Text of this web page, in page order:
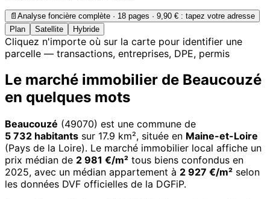
📄 Analyse foncière complète · 18 pages · 9,90 € : tapez votre adresse
Plan
Satellite Hybride
Cliquez n'importe où sur la carte pour identifier une
parcelle — transactions, entreprises, DPE, permis
Le marché immobilier de Beaucouzé
en quelques mots
Beaucouzé (49070) est une commune de
5 732 habitants sur 17.9 km², située en Maine-et-Loire
(Pays de la Loire). Le marché immobilier local affiche un
prix médian de 2 981 €/m² tous biens confondus en
2025, avec un médian appartement à 2 927 €/m² selon
les données DVF officielles de la DGFiP.